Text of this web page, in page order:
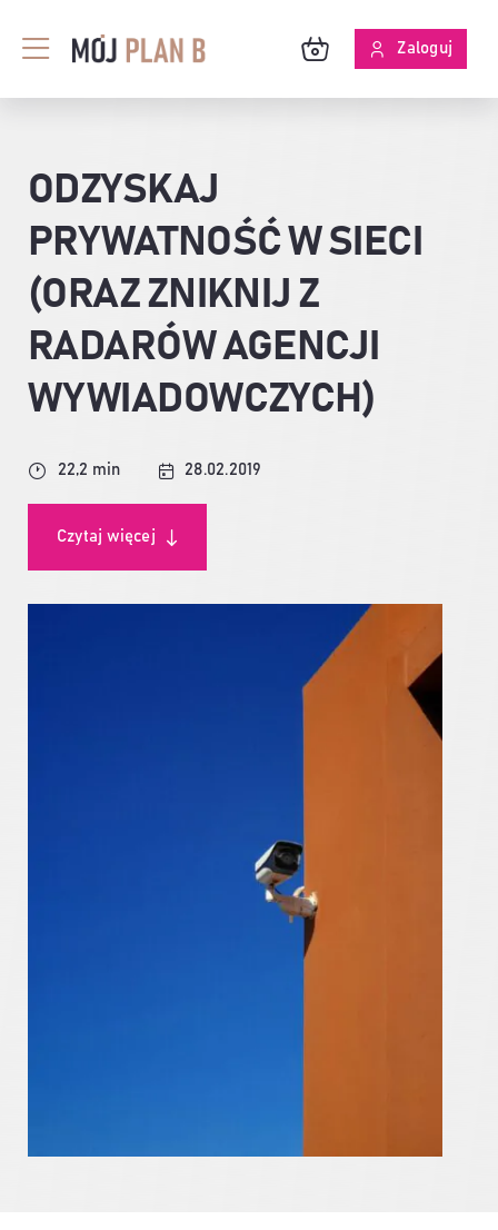
zawartości
Toggle
Navigation
SKUTECZNOŚĆ ANALIZ
Zaloguj
ODZYSKAJ
PRYWATNOŚĆ W SIECI
(ORAZ ZNIKNIJ Z
RADARÓW AGENCJI
WYWIADOWCZYCH)
22,2 min 28.02.2019
Czytaj więcej